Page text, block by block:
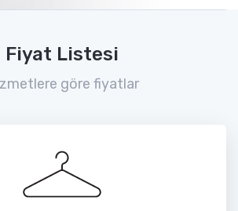
Fiyat Listesi
göre fiyatlar